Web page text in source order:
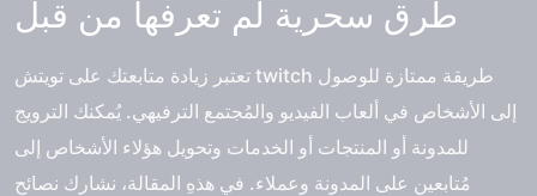
طرق سحرية لم تعرفها من قبل
تعتبر زيادة متابعتك على تويتش twitch طريقة ممتازة للوصول
إلى الأشخاص في ألعاب الفيديو والمُجتمع الترفيهي. يُمكنك الترويج
للمدونة أو المنتجات أو الخدمات وتحويل هؤلاء الأشخاص إلى
مُتابعين على المدونة وعملاء. في هذهِ المقالة، نشارك نصائح